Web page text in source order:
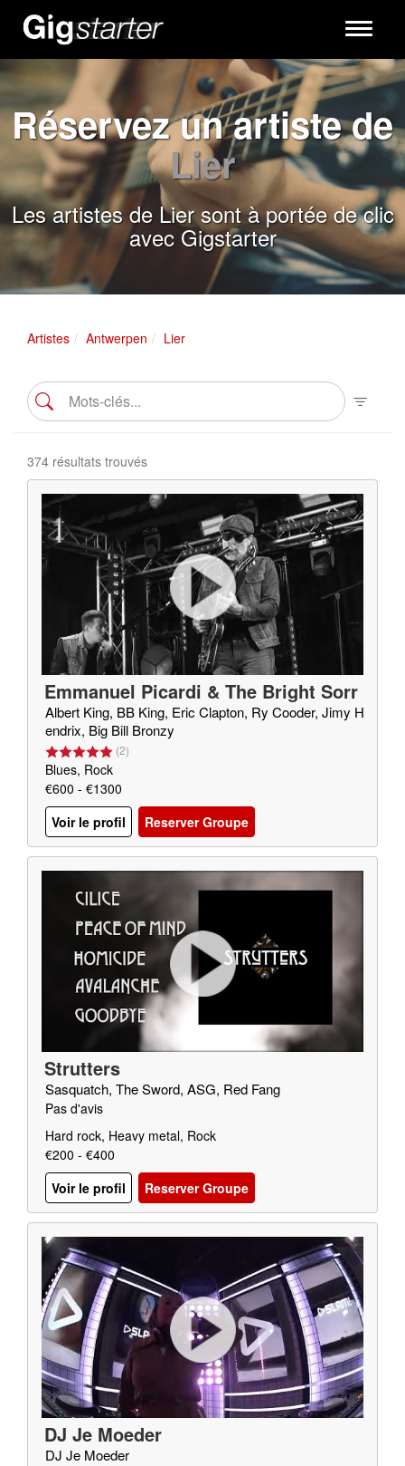
Toggle
Réservez un artiste de
Lier
Les artistes de Lier sont à portée de clic
avec Gigstarter
Artistes Antwerpen Lier
374 résultats trouvés
Emmanuel Picardi & The Bright Sorr
ow
Albert King, BB King, Eric Clapton, Ry Cooder, Jimy H
endrix, Big Bill Bronzy
(2)
Blues, Rock
€600 - €1300
Voir le profil
Reserver Groupe
Strutters
Sasquatch, The Sword, ASG, Red Fang
Pas d'avis
Hard rock, Heavy metal, Rock
€200 - €400
Voir le profil
Reserver Groupe
DJ Je Moeder
DJ Je Moeder